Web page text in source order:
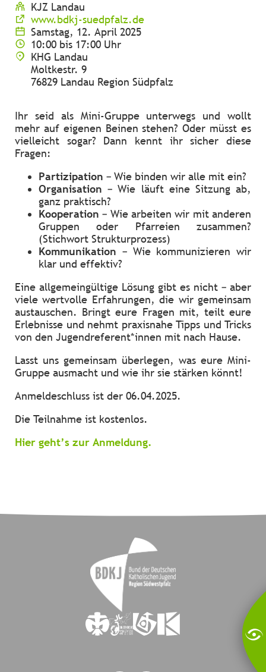
KJZ Landau
www.bdkj-suedpfalz.de
Samstag, 12. April 2025
10:00 bis 17:00 Uhr
KHG Landau
Moltkestr. 9
76829 Landau Region Südpfalz
Ihr seid als Mini-Gruppe unterwegs und wollt
mehr auf eigenen Beinen stehen? Oder müsst es
vielleicht sogar? Dann kennt ihr sicher diese
Fragen:
Partizipation – Wie binden wir alle mit ein?
Organisation – Wie läuft eine Sitzung ab,
ganz praktisch?
Kooperation – Wie arbeiten wir mit anderen
Gruppen oder Pfarreien zusammen?
(Stichwort Strukturprozess)
Kommunikation – Wie kommunizieren wir
klar und effektiv?
Eine allgemeingültige Lösung gibt es nicht – aber
viele wertvolle Erfahrungen, die wir gemeinsam
austauschen. Bringt eure Fragen mit, teilt eure
Erlebnisse und nehmt praxisnahe Tipps und Tricks
von den Jugendreferent*innen mit nach Hause.
Lasst uns gemeinsam überlegen, was eure Mini-
Gruppe ausmacht und wie ihr sie stärken könnt!
Anmeldeschluss ist der 06.04.2025.
Die Teilnahme ist kostenlos.
Hier geht’s zur Anmeldung.